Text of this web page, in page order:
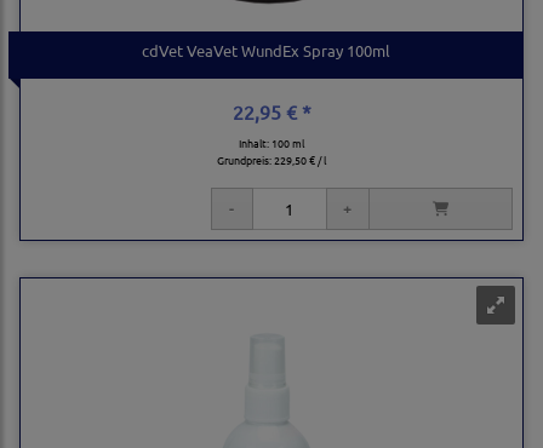
cdVet VeaVet WundEx Spray 100ml
22,95 € *
Inhalt: 100 ml
Grundpreis:229,50 € / l